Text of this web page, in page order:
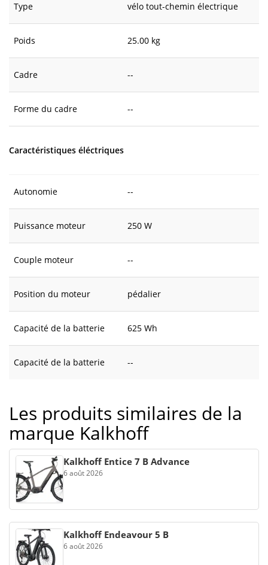
Type vélo tout-chemin électrique
Poids 25.00 kg
Cadre --
Forme du cadre --
Caractéristiques éléctriques
Autonomie --
Puissance moteur 250 W
Couple moteur --
Position du moteur pédalier
Capacité de la batterie 625 Wh
Capacité de la batterie --
Les produits similaires de la
marque Kalkhoff
Kalkhoff Entice 7 B Advance
6 août 2026
Kalkhoff Endeavour 5 B
6 août 2026